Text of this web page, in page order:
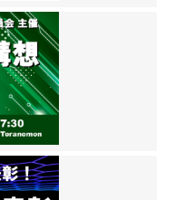
晴らしいです。 今週も、学
習や学校生活を通して、子
どもたちの成長がたくさん
見られることを楽しみにし
ています。
に遊ぶ子どもたちの姿が見
られます。学年をこえて関
わる様子もあり、学校全体
が明るく、温かな雰囲気に
包まれています。